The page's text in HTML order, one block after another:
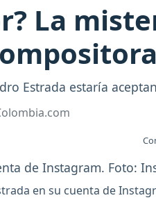
La
Estrada estaría
en su cuenta de